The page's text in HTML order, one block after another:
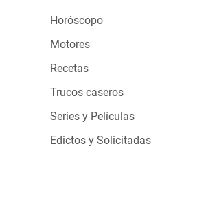
Horóscopo
Motores
Recetas
Trucos caseros
Series y Películas
Edictos y Solicitadas